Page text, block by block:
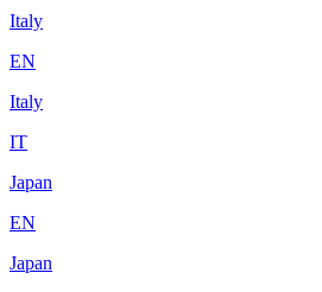
Italy
EN
Italy
IT
Japan
EN
Japan